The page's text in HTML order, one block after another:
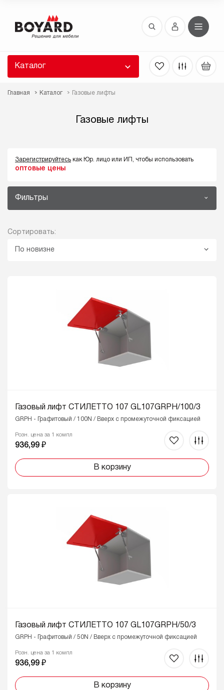
Каталог
Главная Каталог Газовые лифты
Газовые лифты
Зарегистрируйтесь как Юр. лицо или ИП, чтобы использовать
оптовые цены
Фильтры
Сортировать:
По новизне
Газовый лифт СТИЛЕТТО 107 GL107GRPH/100/3
GRPH - Графитовый / 100N / Вверх с промежуточной фиксацией
Розн. цена за 1 компл
936,99 ₽
В корзину
Газовый лифт СТИЛЕТТО 107 GL107GRPH/50/3
GRPH - Графитовый / 50N / Вверх с промежуточной фиксацией
Розн. цена за 1 компл
936,99 ₽
В корзину
Восстановление пароля
высланы вам по E-Mail.
ссылку для восстановления